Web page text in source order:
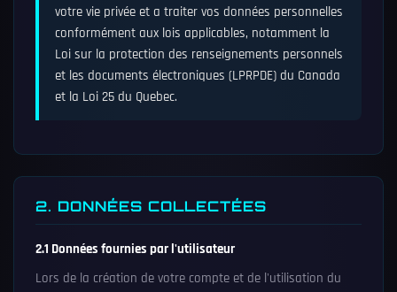
votre vie privée et a traiter vos données personnelles
conformément aux lois applicables, notamment la
Loi sur la protection des renseignements personnels
et les documents électroniques (LPRPDE) du Canada
et la Loi 25 du Quebec.
2. DONNÉES COLLECTÉES
2.1 Données fournies par l'utilisateur
Lors de la création de votre compte et de l'utilisation du